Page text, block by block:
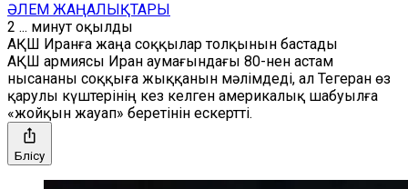
ӘЛЕМ ЖАҢАЛЫҚТАРЫ
2 ... минут оқылды
АҚШ Иранға жаңа соққылар толқынын бастады
АҚШ армиясы Иран аумағындағы 80-нен астам
нысананы соққыға жыққанын мәлімдеді, ал Тегеран өз
қарулы күштерінің кез келген америкалық шабуылға
«жойқын жауап» беретінін ескертті.
Бөлісу